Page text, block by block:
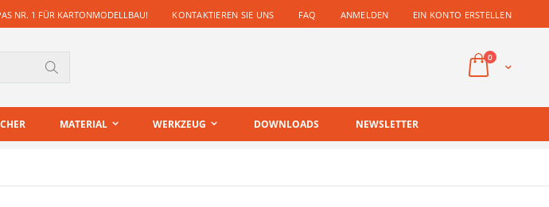
NR. 1 FÜR KARTONMODELLBAU! KONTAKTIEREN SIE UNS FAQ ANMELDEN EIN KONTO ERSTELLEN
Cart
0Artikel
MATERIAL WERKZEUG DOWNLOADS NEWSLETTER